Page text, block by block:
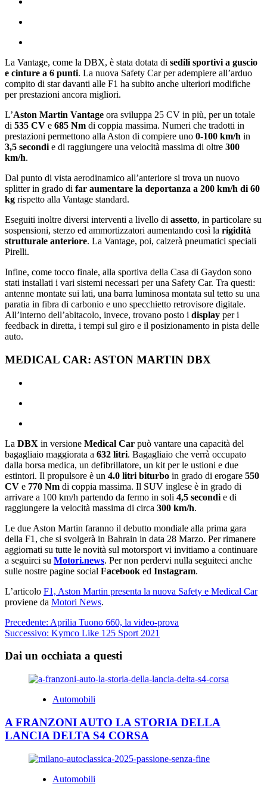
La Vantage, come la DBX, è stata dotata di sedili sportivi a guscio
e cinture a 6 punti. La nuova Safety Car per adempiere all’arduo
compito di star davanti alle F1 ha subito anche ulteriori modifiche
per prestazioni ancora migliori.
L’Aston Martin Vantage ora sviluppa 25 CV in più, per un totale
di 535 CV e 685 Nm di coppia massima. Numeri che tradotti in
prestazioni permettono alla Aston di compiere uno 0-100 km/h in
3,5 secondi e di raggiungere una velocità massima di oltre 300
km/h.
Dal punto di vista aerodinamico all’anteriore si trova un nuovo
splitter in grado di far aumentare la deportanza a 200 km/h di 60
kg rispetto alla Vantage standard.
Eseguiti inoltre diversi interventi a livello di assetto, in particolare su
sospensioni, sterzo ed ammortizzatori aumentando così la rigidità
strutturale anteriore. La Vantage, poi, calzerà pneumatici speciali
Pirelli.
Infine, come tocco finale, alla sportiva della Casa di Gaydon sono
stati installati i vari sistemi necessari per una Safety Car. Tra questi:
antenne montate sui lati, una barra luminosa montata sul tetto su una
paratia in fibra di carbonio e uno specchietto retrovisore digitale.
All’interno dell’abitacolo, invece, trovano posto i display per i
feedback in diretta, i tempi sul giro e il posizionamento in pista delle
auto.
MEDICAL CAR: ASTON MARTIN DBX
La DBX in versione Medical Car può vantare una capacità del
bagagliaio maggiorata a 632 litri. Bagagliaio che verrà occupato
dalla borsa medica, un defibrillatore, un kit per le ustioni e due
estintori. Il propulsore è un 4.0 litri biturbo in grado di erogare 550
CV e 770 Nm di coppia massima. Il SUV inglese è in grado di
arrivare a 100 km/h partendo da fermo in soli 4,5 secondi e di
raggiungere la velocità massima di circa 300 km/h.
Le due Aston Martin faranno il debutto mondiale alla prima gara
della F1, che si svolgerà in Bahrain in data 28 Marzo. Per rimanere
aggiornati su tutte le novità sul motorsport vi invitiamo a continuare
a seguirci su Motori.news. Per non perdervi nulla seguiteci anche
sulle nostre pagine social Facebook ed Instagram.
L’articolo F1, Aston Martin presenta la nuova Safety e Medical Car
proviene da Motori News.
Navigazione
articolo
Precedente: Aprilia Tuono 660, la video-prova
Successivo: Kymco Like 125 Sport 2021
Dai un occhiata a questi
Automobili
A FRANZONI AUTO LA STORIA DELLA
LANCIA DELTA S4 CORSA
Automobili